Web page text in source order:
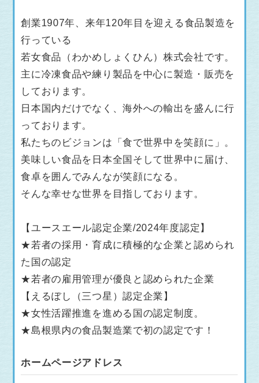
創業1907年、来年120年目を迎える食品製造を
行っている
若女食品（わかめしょくひん）株式会社です。
主に冷凍食品や練り製品を中心に製造・販売を
しております。
日本国内だけでなく、海外への輸出を盛んに行
っております。
私たちのビジョンは「食で世界中を笑顔に」。
美味しい食品を日本全国そして世界中に届け、
食卓を囲んでみんなが笑顔になる。
そんな幸せな世界を目指しております。
【ユースエール認定企業/2024年度認定】
★若者の採用・育成に積極的な企業と認められ
た国の認定
★若者の雇用管理が優良と認められた企業
【えるぼし（三つ星）認定企業】
★女性活躍推進を進める国の認定制度。
★島根県内の食品製造業で初の認定です！
ホームページアドレス